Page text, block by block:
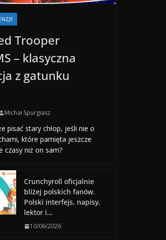
Trooper
– klasyczna
z gatunku
Michał Spurgiasz
pisać stary chłop, jeśli nie o
które pamięta jeszcze
czasy niż on sam?
Crunchyroll oficjalnie
bliżej polskich fanów.
Polski interfejs, napisy,
lektor i…
10/06/2026